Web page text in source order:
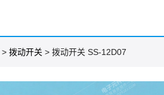
> 拨动开关 > 拨动开关 SS-12D07